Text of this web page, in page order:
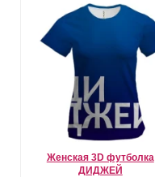
Женская 3D футболка
ДИДЖЕЙ